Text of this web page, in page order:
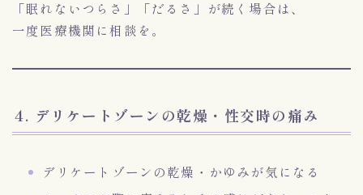
「眠れないつらさ」「だるさ」が続く場合は、
一度医療機関に相談を。
4. デリケートゾーンの乾燥・性交時の痛み
デリケートゾーンの乾燥・かゆみが気になる